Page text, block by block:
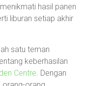
hasil panen
liburan setiap akhir
satu teman
keberhasilan
Centre. Dengan